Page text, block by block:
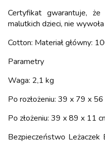
Certyfikat gwarantuje,
malutkich dzieci, nie
Cotton: Materiał główny:
Parametry
Waga: 2,1 kg
Po rozłożeniu: 39 x 79 x 56
Po złożeniu: 39 x 89 x 11
Bezpieczeństwo Leżaczek